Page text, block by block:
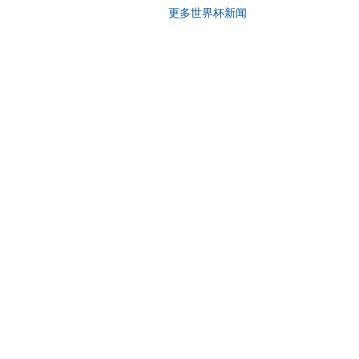
更多世界杯新闻